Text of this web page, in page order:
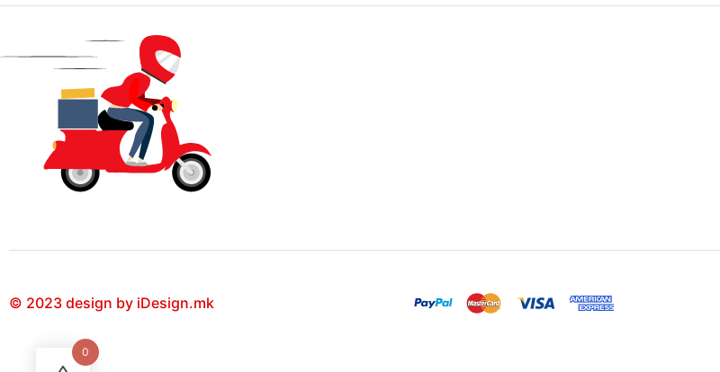
© 2023 design by iDesign.mk
0